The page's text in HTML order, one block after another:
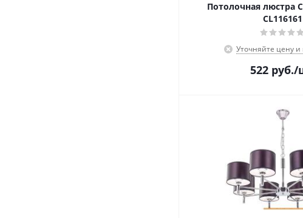
Потолочная люстра
CL116161
Уточняйте цену
522 руб./